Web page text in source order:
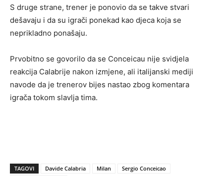
S druge strane, trener je ponovio da se takve stvari
dešavaju i da su igrači ponekad kao djeca koja se
neprikladno ponašaju.
Prvobitno se govorilo da se Conceicau nije svidjela
reakcija Calabrije nakon izmjene, ali italijanski mediji
navode da je trenerov bijes nastao zbog komentara
igrača tokom slavlja tima.
TAGOVI Davide Calabria Milan
Sergio Conceicao